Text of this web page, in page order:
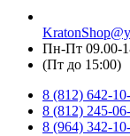
Пн-Пт 09.00-
(Пт до 15:00)
8 (812) 642-
8 (812) 245-
8 (964) 342-